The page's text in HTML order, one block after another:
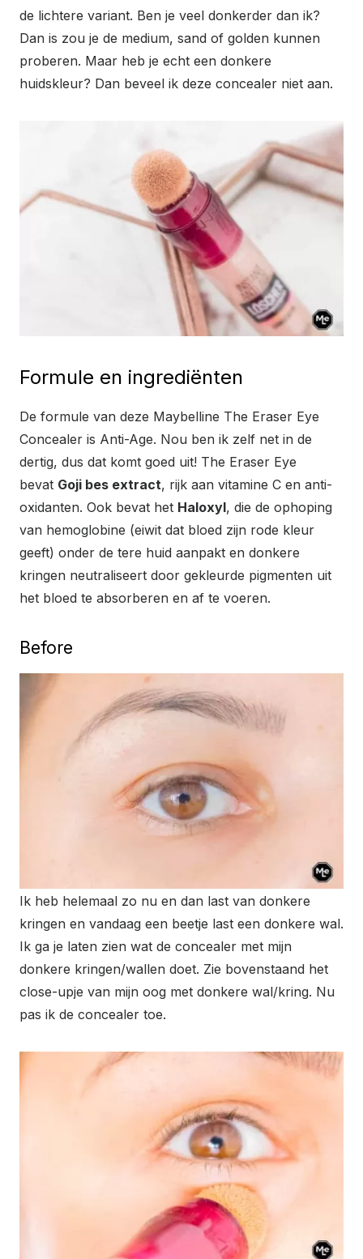
de lichtere variant. Ben je veel donkerder dan ik?
Dan is zou je de medium, sand of golden kunnen
proberen. Maar heb je echt een donkere
huidskleur? Dan beveel ik deze concealer niet aan.
Formule en ingrediënten
De formule van deze Maybelline The Eraser Eye
Concealer is Anti-Age. Nou ben ik zelf net in de
dertig, dus dat komt goed uit! The Eraser Eye
bevat Goji bes extract, rijk aan vitamine C en anti-
oxidanten. Ook bevat het Haloxyl, die de ophoping
van hemoglobine (eiwit dat bloed zijn rode kleur
geeft) onder de tere huid aanpakt en donkere
kringen neutraliseert door gekleurde pigmenten uit
het bloed te absorberen en af te voeren.
Before
Ik heb helemaal zo nu en dan last van donkere
kringen en vandaag een beetje last een donkere wal.
Ik ga je laten zien wat de concealer met mijn
donkere kringen/wallen doet. Zie bovenstaand het
close-upje van mijn oog met donkere wal/kring. Nu
pas ik de concealer toe.